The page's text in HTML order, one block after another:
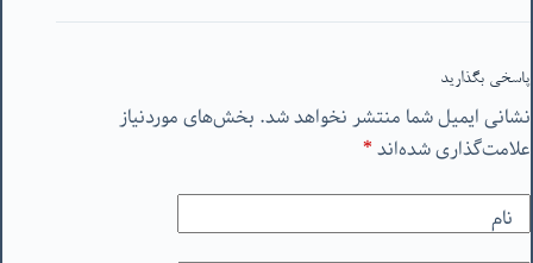
پاسخی بگذارید
نشانی ایمیل شما منتشر نخواهد شد. بخش‌های موردنیاز
علامت‌گذاری شده‌اند*
نام